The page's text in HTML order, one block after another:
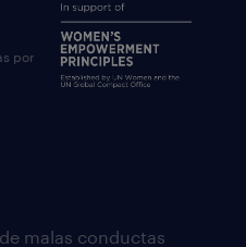
malas conductas
por